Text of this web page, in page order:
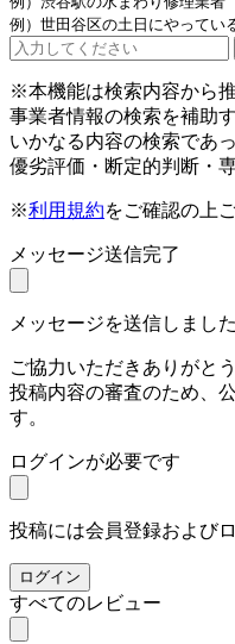
例）世田谷区の土日にやってい
※本機能は検索内容から
事業者情報の検索を補助
いかなる内容の検索であ
優劣評価・断定的判断・
※利用規約をご確認の上
メッセージ送信完了
メッセージを送信しました
ご協力いただきありがと
投稿内容の審査のため、
す。
ログインが必要です
投稿には会員登録および
ログイン
すべてのレビュー